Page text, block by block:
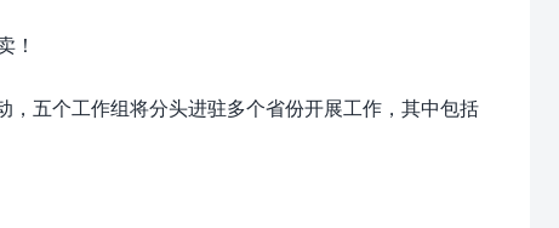
！
，五个工作组将分头进驻多个省份开展工作，其中包括